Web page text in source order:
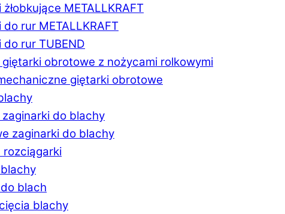
METALLKRAFT
rur METALLKRAFT
do rur TUBEND
giętarki obrotowe z nożycami rolkowymi
giętarki obrotowe
zaginarki do blachy
zaginarki do blachy
rozciągarki
blach
blachy